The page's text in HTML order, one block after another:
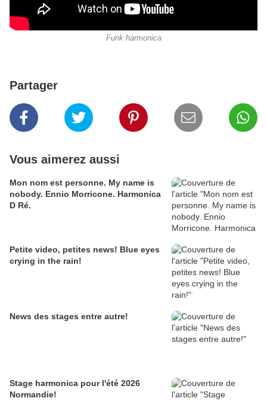
Funk harmonica
Partager
Vous aimerez aussi
Mon nom est personne. My name is
nobody. Ennio Morricone. Harmonica
D Ré.
Petite video, petites news! Blue eyes
crying in the rain!
News des stages entre autre!
Stage harmonica pour l'été 2026
Normandie!